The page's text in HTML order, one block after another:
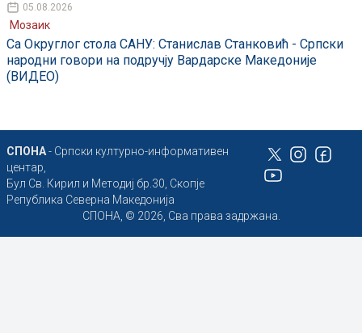
05.08.2026
Мозаик
Са Округлог стола САНУ: Станислав Станковић - Српски
народни говори на подручју Вардарске Македоније
(ВИДЕО)
СПОНА- Српски културно-информативен
центар,
Бул Св. Кирил и Методиј бр.30, Скопје
Република Северна Македонија
СПОНА, © 2026, Сва права задржана.